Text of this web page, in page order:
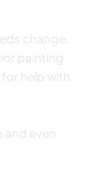
change.
painting
help with
and even